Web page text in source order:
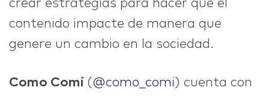
crear estrategias para hacer que el
contenido impacte de manera que
genere un cambio en la sociedad.
Como Comí (@como_comi ) cuenta con
ABOUT